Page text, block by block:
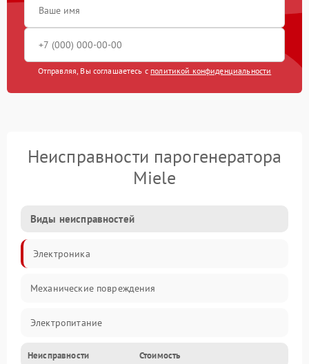
Отправляя, Вы соглашаетесь с политикой конфиденциальности
Неисправности парогенератора
Miele
Виды неисправностей
Электроника
Механические повреждения
Электропитание
Парообразование
Неисправности Стоимость